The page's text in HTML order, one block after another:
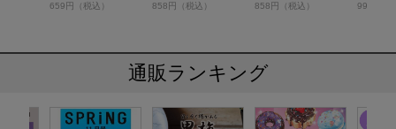
659円（税込）
858円（税込）
858円（税込）
990円（
通販ランキング